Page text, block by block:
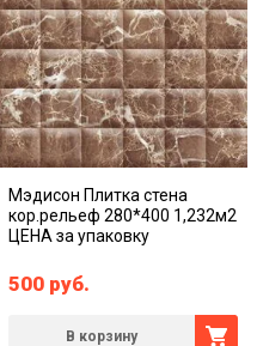
Мэдисон Плитка стена
кор.рельеф 280*400 1,232м2
ЦЕНА за упаковку
500 руб.
В корзину